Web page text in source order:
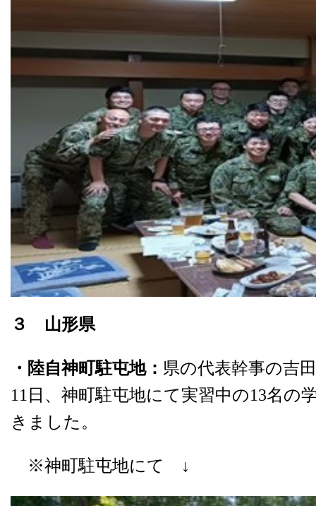
３ 山形県
・陸自神町駐屯地： 県の代表幹事の吉
11日、神町駐屯地にて実習中の13名の
きました。
※神町駐屯地にて ↓